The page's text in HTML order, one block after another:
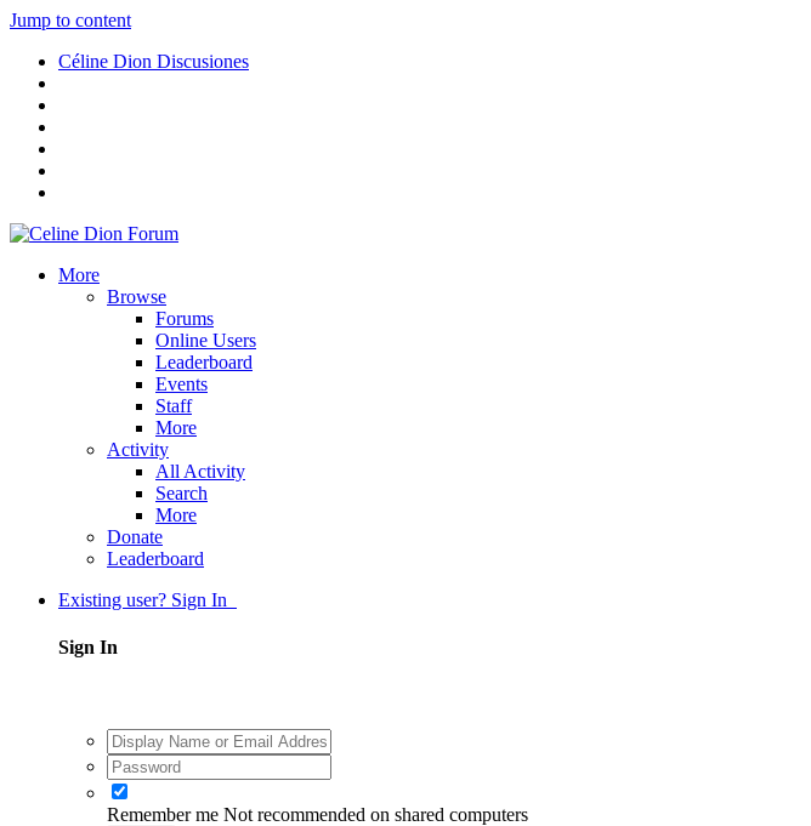
Jump to content
Céline Dion Discusiones
More
Browse
Forums
Online Users
Leaderboard
Events
Staff
More
Activity
All Activity
Search
More
Donate
Leaderboard
Existing user? Sign In
Sign In
Remember me Not recommended on shared computers